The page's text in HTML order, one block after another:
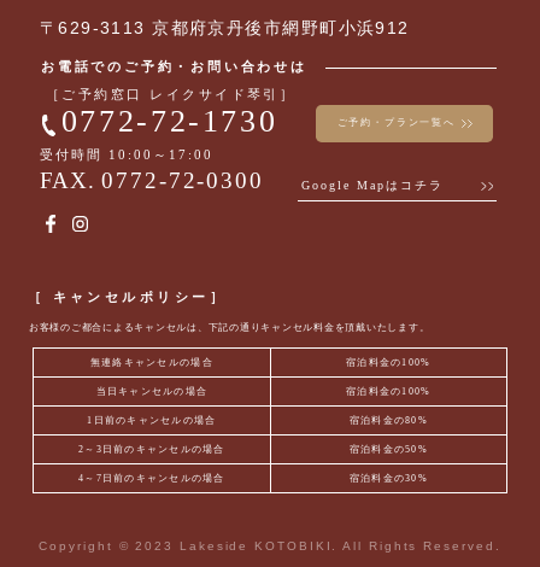
〒629-3113 京都府京丹後市網野町小浜912
お電話でのご予約・お問い合わせは
［ご予約窓口 レイクサイド琴引］
0772-72-1730
受付時間 10:00～17:00
FAX. 0772-72-0300
ご予約・プラン一覧へ
Google Mapはコチラ
［ キャンセルポリシー］
お客様のご都合によるキャンセルは、下記の通りキャンセル料金を頂戴いたします。
無連絡キャンセルの場合 宿泊料金の100%
当日キャンセルの場合 宿泊料金の100%
1日前のキャンセルの場合 宿泊料金の80%
2～3日前のキャンセルの場合 宿泊料金の50%
4～7日前のキャンセルの場合 宿泊料金の30%
Copyright © 2023 Lakeside KOTOBIKI. All Rights Reserved.